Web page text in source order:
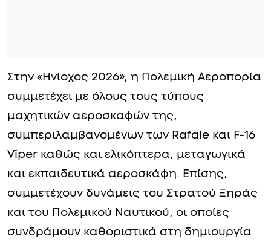
Στην «Ηνίοχος 2026», η Πολεμική Αεροπορία
συμμετέχει με όλους τους τύπους
μαχητικών αεροσκαφών της,
συμπεριλαμβανομένων των Rafale και F-16
Viper καθώς και ελικόπτερα, μεταγωγικά
και εκπαιδευτικά αεροσκάφη. Επίσης,
συμμετέχουν δυνάμεις του Στρατού Ξηράς
και του Πολεμικού Ναυτικού, οι οποίες
συνδράμουν καθοριστικά στη δημιουργία